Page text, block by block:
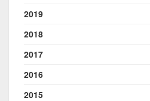
2019
2018
2017
2016
2015